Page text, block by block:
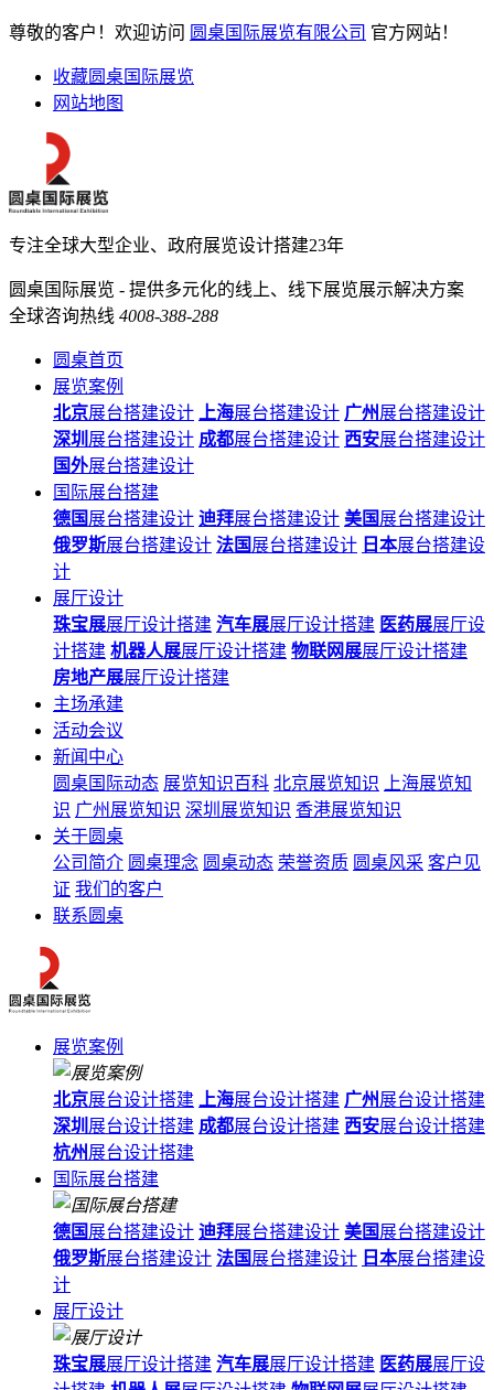
尊敬的客户！欢迎访问 圆桌国际展览有限公司 官方网站！
收藏圆桌国际展览
网站地图
专注全球大型企业、政府展览设计搭建23年
圆桌国际展览 - 提供多元化的线上、线下展览展示解决方案
全球咨询热线 4008-388-288
圆桌首页
展览案例
北京展台搭建设计 上海展台搭建设计 广州展台搭建设计
深圳 展台搭建设计 成都展台搭建设计 西安展台搭建设计
国外展台搭建设计
国际展台搭建
德国 展台搭建设计 迪拜展台搭建设计 美国 展台搭建设计
俄罗斯展台搭建设计 法国 展台搭建设计 日本展台搭建设
计
展厅设计
珠宝展展厅设计搭建 汽车展展厅设计搭建 医药展展厅设
计搭建 机器人展展厅设计搭建 物联网展展厅设计搭建
房地产展展厅设计搭建
主场承建
活动会议
新闻中心
圆桌国际动态 展览知识百科 北京展览知识
上海展览知
识 广州展览知识 深圳展览知识 香港展览知识
关于圆桌
公司简介 圆桌理念 圆桌动态 荣誉资质 圆桌风采 客户见
证 我们的客户
联系圆桌
展览案例
北京展台设计搭建 上海展台设计搭建 广州展台设计搭建
深圳 展台设计搭建 成都展台设计搭建 西安展台设计搭建
杭州展台设计搭建
国际展台搭建
德国 展台搭建设计 迪拜展台搭建设计 美国 展台搭建设计
俄罗斯展台搭建设计 法国 展台搭建设计 日本展台搭建设
计
展厅设计
珠宝展展厅设计搭建 汽车展展厅设计搭建 医药展展厅设